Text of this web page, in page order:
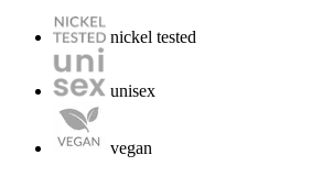
nickel tested
unisex
vegan